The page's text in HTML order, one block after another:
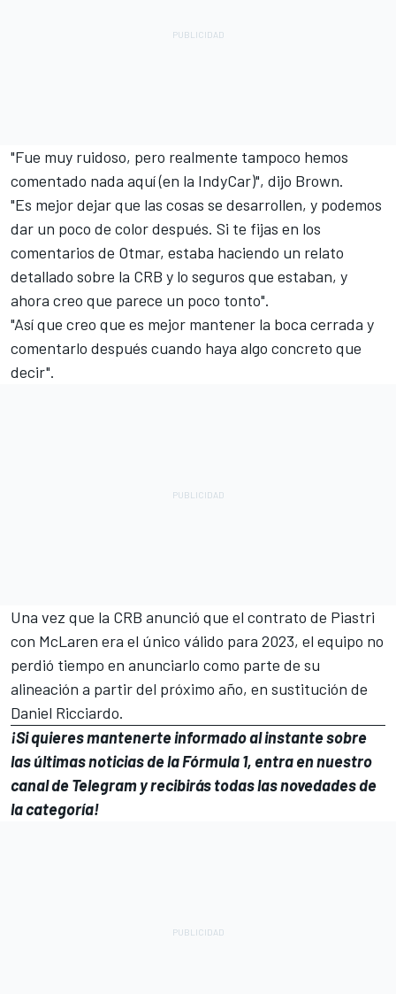
"Fue muy ruidoso, pero realmente tampoco hemos
comentado nada aquí (en la IndyCar)", dijo Brown.
"Es mejor dejar que las cosas se desarrollen, y podemos
dar un poco de color después. Si te fijas en los
comentarios de Otmar, estaba haciendo un relato
detallado sobre la CRB y lo seguros que estaban, y
ahora creo que parece un poco tonto".
"Así que creo que es mejor mantener la boca cerrada y
comentarlo después cuando haya algo concreto que
decir".
Una vez que la CRB anunció que el contrato de Piastri
con McLaren era el único válido para 2023, el equipo no
perdió tiempo en anunciarlo como parte de su
alineación a partir del próximo año, en sustitución de
Daniel Ricciardo.
¡Si quieres mantenerte informado al instante sobre
las últimas noticias de la Fórmula 1, entra ennuestro
canal de Telegramy recibirás todas las novedades de
la categoría!